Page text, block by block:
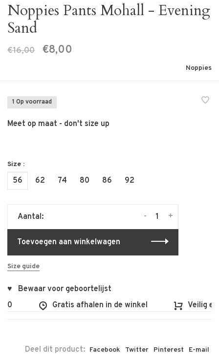
Noppies Pants Mohall - Evening
Sand
€16,00 €8,00
Noppies
1 Op voorraad
Meet op maat - don't size up
Size :
56 62 74 80 86 92
Aantal: +
-
Toevoegen aan winkelwagen
Size guide
♥ Bewaar voor geboortelijst
Gratis afhalen in de winkel Veilig en
Deel dit product: Facebook Twitter Pinterest E-mail